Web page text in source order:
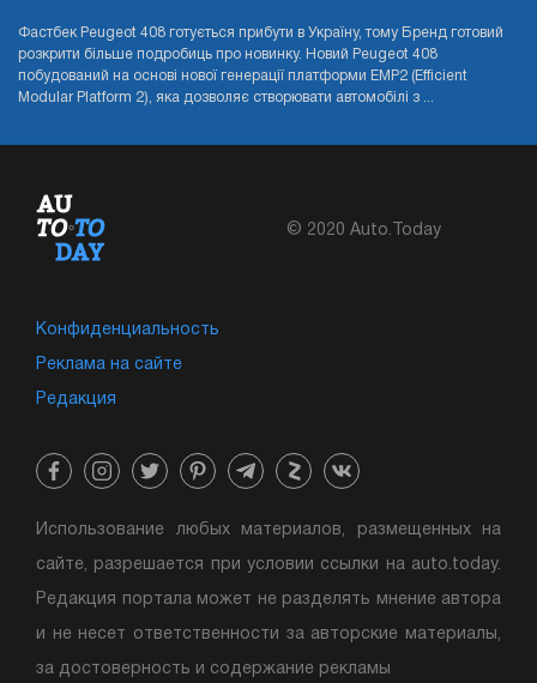
Фастбек Peugeot 408 готується прибути в Україну, тому Бренд готовий
розкрити більше подробиць про новинку. Новий Peugeot 408
побудований на основі нової генерації платформи EMP2 (Efficient
Modular Platform 2), яка дозволяє створювати автомобілі з ...
© 2020 Auto.Today
Конфиденциальность
Реклама на сайте
Редакция
Использование любых материалов, размещенных на
сайте, разрешается при условии ссылки на auto.today.
Редакция портала может не разделять мнение автора
и не несет ответственности за авторские материалы,
за достоверность и содержание рекламы